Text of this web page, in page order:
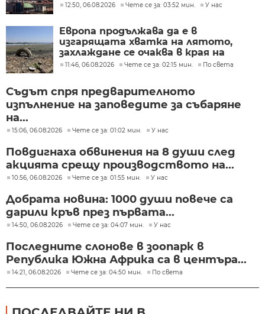
12:50, 06.08.2026 Чете се за: 03:52 мин. У нас
Европа продължава да е в
изгарящата хватка на лятото,
захлаждане се очаква в края на
седмицата
11:46, 06.08.2026 Чете се за: 02:15 мин. По света
Съдът спря предварителното
изпълнение на заповедите за събаряне
на...
15:06, 06.08.2026 Чете се за: 01:02 мин. У нас
Повдигнаха обвинения на 8 души след
акцията срещу производството на...
10:56, 06.08.2026 Чете се за: 01:55 мин. У нас
Добрата новина: 1000 души повече са
дарили кръв през първата...
14:50, 06.08.2026 Чете се за: 04:07 мин. У нас
Последните слонове в зоопарк в
Република Южна Африка са в центъра...
14:21, 06.08.2026 Чете се за: 04:50 мин. По света